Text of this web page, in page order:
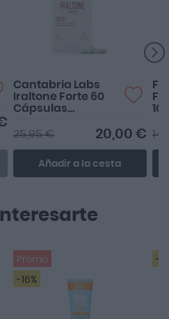
Cantabria Labs
Iraltone Forte 60
Cápsulas
20,00 €
25,95 €
Añadir a la cesta
Promo
-16%
-